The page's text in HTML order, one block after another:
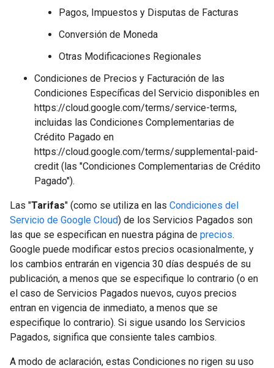
Pagos, Impuestos y Disputas de Facturas
Conversión de Moneda
Otras Modificaciones Regionales
Condiciones de Precios y Facturación de las
Condiciones Específicas del Servicio disponibles en
https://cloud.google.com/terms/service-terms,
incluidas las Condiciones Complementarias de
Crédito Pagado en
https://cloud.google.com/terms/supplemental-paid-
credit (las "Condiciones Complementarias de Crédito
Pagado").
Las "Tarifas" (como se utiliza en las Condiciones del
Servicio de Google Cloud) de los Servicios Pagados son
las que se especifican en nuestra página de precios.
Google puede modificar estos precios ocasionalmente, y
los cambios entrarán en vigencia 30 días después de su
publicación, a menos que se especifique lo contrario (o en
el caso de Servicios Pagados nuevos, cuyos precios
entran en vigencia de inmediato, a menos que se
especifique lo contrario). Si sigue usando los Servicios
Pagados, significa que consiente tales cambios.
A modo de aclaración, estas Condiciones no rigen su uso